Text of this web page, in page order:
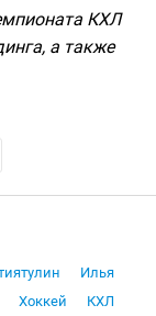
КХЛ
а также
Илья
Хоккей КХЛ